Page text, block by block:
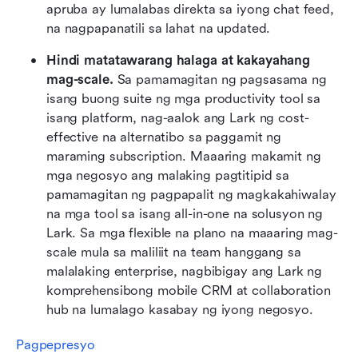
apruba ay lumalabas direkta sa iyong chat feed,
na nagpapanatili sa lahat na updated.
Hindi matatawarang halaga at kakayahang
mag-scale. Sa pamamagitan ng pagsasama ng
isang buong suite ng mga productivity tool sa
isang platform, nag-aalok ang Lark ng cost-
effective na alternatibo sa paggamit ng
maraming subscription. Maaaring makamit ng
mga negosyo ang malaking pagtitipid sa
pamamagitan ng pagpapalit ng magkakahiwalay
na mga tool sa isang all-in-one na solusyon ng
Lark. Sa mga flexible na plano na maaaring mag-
scale mula sa maliliit na team hanggang sa
malalaking enterprise, nagbibigay ang Lark ng
komprehensibong mobile CRM at collaboration
hub na lumalago kasabay ng iyong negosyo.
Pagpepresyo